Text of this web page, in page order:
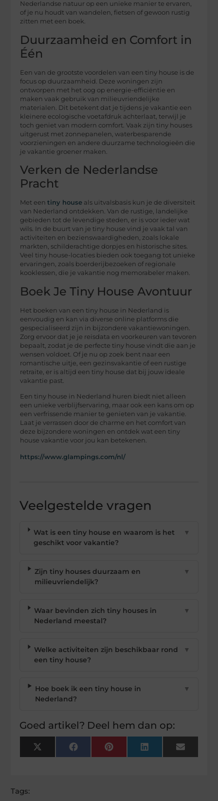
Nederlandse natuur op een unieke manier te ervaren,
of je nu houdt van wandelen, fietsen of gewoon rustig
zitten met een boek.
Duurzaamheid en Comfort in
Één
Een van de grootste voordelen van een tiny house is de
focus op duurzaamheid. Deze woningen zijn
ontworpen met het oog op energie-efficiëntie en
maken vaak gebruik van milieuvriendelijke
materialen. Dit betekent dat je tijdens je vakantie een
kleinere ecologische voetafdruk achterlaat, terwijl je
toch geniet van modern comfort. Vaak zijn tiny houses
uitgerust met zonnepanelen, waterbesparende
voorzieningen en andere duurzame technologieën die
je vakantie groener maken.
Verken de Nederlandse
Pracht
Met eentiny house als uitvalsbasis kun je de diversiteit
van Nederland ontdekken. Van de rustige, landelijke
gebieden tot de levendige steden, er is voor ieder wat
wils. In de buurt van je tiny house vind je vaak tal van
activiteiten en bezienswaardigheden, zoals lokale
markten, schilderachtige dorpjes en historische sites.
Veel tiny house-locaties bieden ook toegang tot unieke
ervaringen, zoals boerderijbezoeken of regionale
kooklessen, die je vakantie nog memorabeler maken.
Boek Je Tiny House Avontuur
Het boeken van een tiny house in Nederland is
eenvoudig en kan via diverse online platforms die
gespecialiseerd zijn in bijzondere vakantiewoningen.
Zorg ervoor dat je je reisdata en voorkeuren van tevoren
bepaalt, zodat je de perfecte tiny house vindt die aan je
wensen voldoet. Of je nu op zoek bent naar een
romantische uitje, een gezinsvakantie of een rustige
retraite, er is altijd een tiny house dat bij jouw ideale
vakantie past.
Een tiny house in Nederland huren biedt niet alleen
een unieke verblijfservaring, maar ook een kans om op
een verfrissende manier te genieten van je vakantie.
Laat je verrassen door de charme en het comfort van
deze bijzondere woningen en ontdek wat een tiny
house vakantie voor jou kan betekenen.
https://www.glampings.com/nl/
Veelgestelde vragen
Wat is een tiny house en waarom is het
geschikt voor vakantie?
▼
Zijn tiny houses duurzaam en
milieuvriendelijk?
▼
Waar bevinden zich tiny houses in
Nederland meestal?
▼
Welke activiteiten zijn beschikbaar rond
een tiny house?
▼
Hoe boek ik een tiny house in
Nederland?
▼
Goed artikel? Deel hem dan op:
X
(Twitter)
FacebookPinterest LinkedIn Email
Tags: